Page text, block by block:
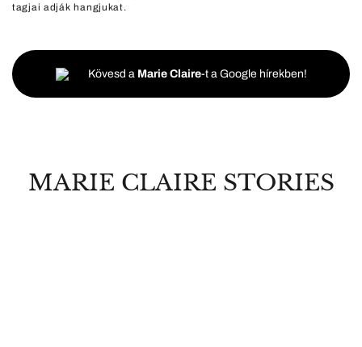
tagjai adják hangjukat.
Kövesd a Marie Claire-t a Google hírekben!
MARIE CLAIRE STORIES